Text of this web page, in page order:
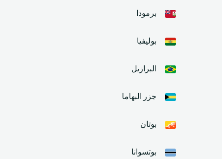
برمودا
بوليفيا
البرازيل
جزر البهاما
بوتان
بوتسوانا